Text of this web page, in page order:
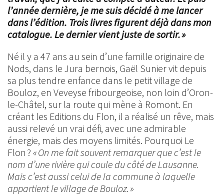
l’année dernière, je me suis décidé à me lancer
dans l’édition. Trois livres figurent déjà dans mon
catalogue. Le dernier vient juste de sortir. »
Né il y a 47 ans au sein d’une famille originaire de
Nods, dans le Jura bernois, Gaël Sunier vit depuis
sa plus tendre enfance dans le petit village de
Bouloz, en Veveyse fribourgeoise, non loin d’Oron-
le-Châtel, sur la route qui mène à Romont. En
créant les Editions du Flon, il a réalisé un rêve, mais
aussi relevé un vrai défi, avec une admirable
énergie, mais des moyens limités. Pourquoi Le
Flon ? « On me fait souvent remarquer que c’est le
nom d’une rivière qui coule du côté de Lausanne.
Mais c’est aussi celui de la commune à laquelle
appartient le village de Bouloz. »